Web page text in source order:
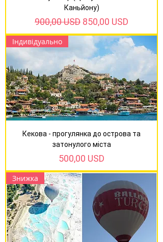
Каньйону)
Звичайна ціна
900,00 USD За розпродажем
850,00 USD
Індивідуально
Кекова - прогулянка до острова та
затонулого міста
Ціна
500,00 USD
Знижка